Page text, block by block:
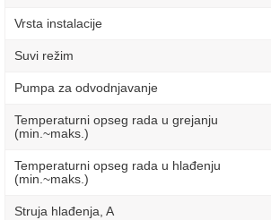
Vrsta instalacije
Suvi režim
Pumpa za odvodnjavanje
Temperaturni opseg rada u grejanju
(min.~maks.)
Temperaturni opseg rada u hlađenju
(min.~maks.)
Struja hlađenja, A